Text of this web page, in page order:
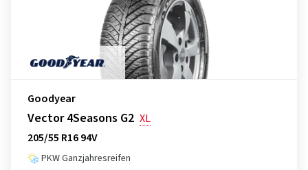
Goodyear
Vector 4Seasons G2 XL
205/55 R16 94V
PKW Ganzjahresreifen